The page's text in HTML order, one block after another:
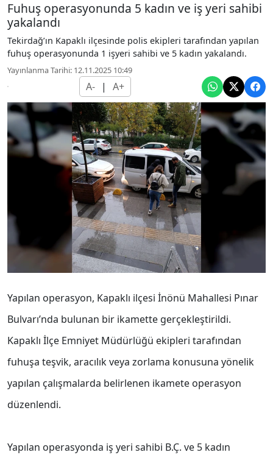
Fuhuş operasyonunda 5 kadın ve iş yeri sahibi
yakalandı
Tekirdağ’ın Kapaklı ilçesinde polis ekipleri tarafından yapılan
fuhuş operasyonunda 1 işyeri sahibi ve 5 kadın yakalandı.
Yayınlanma Tarihi: 12.11.2025 10:49
A- | A+
Yapılan operasyon, Kapaklı ilçesi İnönü Mahallesi Pınar
Bulvarı’nda bulunan bir ikamette gerçekleştirildi.
Kapaklı İlçe Emniyet Müdürlüğü ekipleri tarafından
fuhuşa teşvik, aracılık veya zorlama konusuna yönelik
yapılan çalışmalarda belirlenen ikamete operasyon
düzenlendi.
Yapılan operasyonda iş yeri sahibi B.Ç. ve 5 kadın